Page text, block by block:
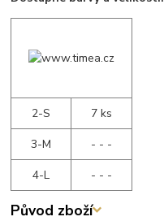
2-S
7 ks
3-M
- - -
4-L
- - -
Původ zboží